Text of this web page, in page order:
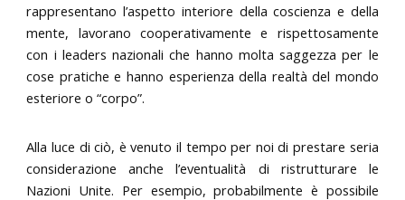
rappresentano l’aspetto interiore della coscienza e della
mente, lavorano cooperativamente e rispettosamente
con i leaders nazionali che hanno molta saggezza per le
cose pratiche e hanno esperienza della realtà del mondo
esteriore o “corpo”.
Alla luce di ciò, è venuto il tempo per noi di prestare seria
considerazione anche l’eventualità di ristrutturare le
Nazioni Unite. Per esempio, probabilmente è possibile